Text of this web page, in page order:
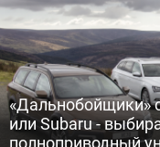
«Дальнобойщики»
или Subaru -
полноприводный